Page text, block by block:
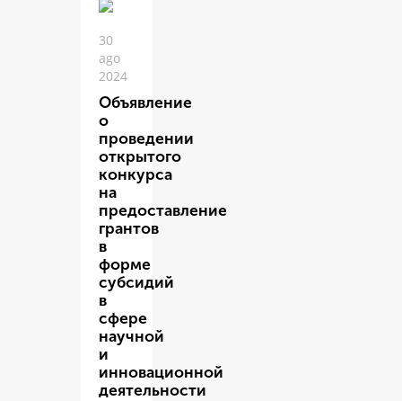
30
ago
2024
Объявление
о
проведении
открытого
конкурса
на
предоставление
грантов
в
форме
субсидий
в
сфере
научной
и
инновационной
деятельности